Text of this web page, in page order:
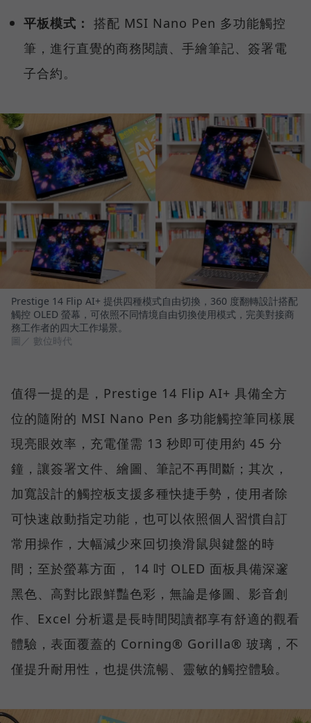
平板模式： 搭配 MSI Nano Pen 多功能觸控
筆，進行直覺的商務閱讀、手繪筆記、簽署電
子合約。
Prestige 14 Flip AI+ 提供四種模式自由切換，360 度翻轉設計搭配
觸控 OLED 螢幕，可依照不同情境自由切換使用模式，完美對接商
務工作者的四大工作場景。
圖／ 數位時代
值得一提的是，Prestige 14 Flip AI+ 具備全方
位的隨附的 MSI Nano Pen 多功能觸控筆同樣展
現亮眼效率，充電僅需 13 秒即可使用約 45 分
鐘，讓簽署文件、繪圖、筆記不再間斷；其次，
加寬設計的觸控板支援多種快捷手勢，使用者除
可快速啟動指定功能，也可以依照個人習慣自訂
常用操作，大幅減少來回切換滑鼠與鍵盤的時
間；至於螢幕方面， 14 吋 OLED 面板具備深邃
黑色、高對比跟鮮豔色彩，無論是修圖、影音創
作、Excel 分析還是長時間閱讀都享有舒適的觀看
體驗，表面覆蓋的 Corning® Gorilla® 玻璃，不
僅提升耐用性，也提供流暢、靈敏的觸控體驗。